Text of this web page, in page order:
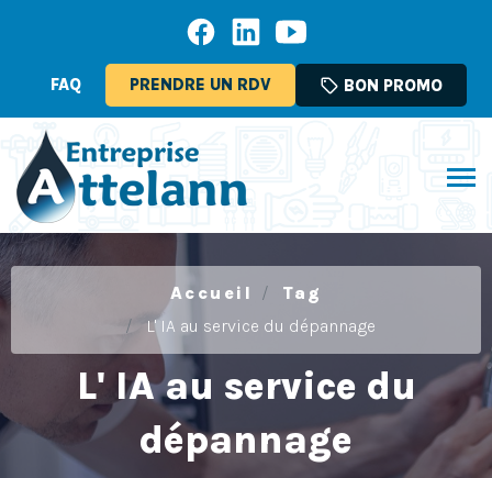
FAQ PRENDRE UN RDV sell BON PROMO
Accueil
Tag
L' IA au service du dépannage
L' IA au service du
dépannage